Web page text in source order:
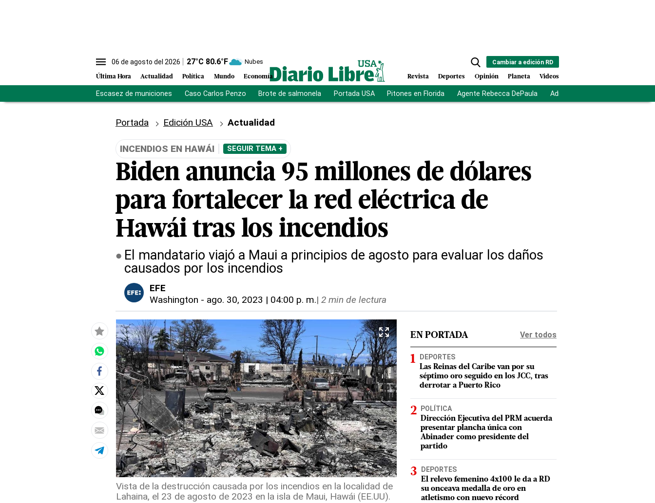
06 de agosto del 2026 27°C 80.6°F Nubes
Última Hora Actualidad Política Mundo Economía
Cambiar a edición RD
Revista Deportes Opinión Planeta Videos
Escasez de municiones Caso Carlos Penzo Brote de salmonela Portada USA Pitones en Florida Agente Rebecca DePaula Adriano Espaillat
Portada Edición USA Actualidad
INCENDIOS EN HAWÁI SEGUIR TEMA +
Biden anuncia 95 millones de dólares
para fortalecer la red eléctrica de
Hawái tras los incendios
El mandatario viajó a Maui a principios de agosto para evaluar los daños
causados por los incendios
EFE
Washington - ago. 30, 2023 | 04:00 p. m.| 2 min de lectura
Vista de la destrucción causada por los incendios en la localidad de
Lahaina, el 23 de agosto de 2023 en la isla de Maui, Hawái (EE.UU).
EN PORTADA Ver todos
DEPORTES
Las Reinas del Caribe van por su
séptimo oro seguido en los JCC, tras
derrotar a Puerto Rico
POLÍTICA
Dirección Ejecutiva del PRM acuerda
presentar plancha única con
Abinader como presidente del
partido
DEPORTES
El relevo femenino 4x100 le da a RD
su onceava medalla de oro en
atletismo con nuevo récord